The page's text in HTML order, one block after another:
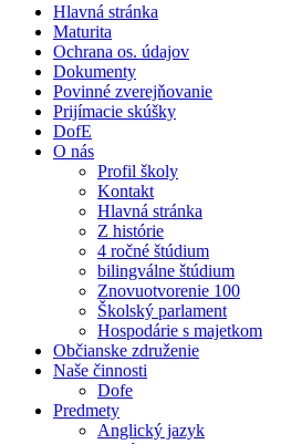
Hlavná stránka
Maturita
Ochrana os. údajov
Dokumenty
Povinné zverejňovanie
Prijímacie skúšky
DofE
O nás
Profil školy
Kontakt
Hlavná stránka
Z histórie
4 ročné štúdium
bilingválne štúdium
Znovuotvorenie 100
Školský parlament
Hospodárie s majetkom
Občianske združenie
Naše činnosti
Dofe
Predmety
Anglický jazyk